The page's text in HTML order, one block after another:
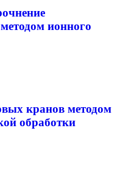
ионного
кранов методом
обработки